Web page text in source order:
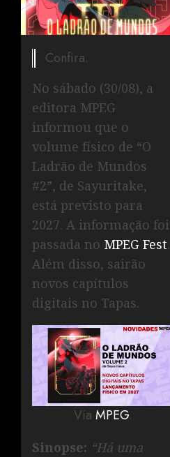
Confira.
No sábado (30/08), a
editora MPEG
informou que o
volume físico de “O
Ladrão de Mundos
#2”, de Sayuritake,
está previsto para
2027. A informação foi
passada no MPEG Fest.
Além disso, sairão
novos capítulos
digitais no Tapas.
Via MPEG.
Sinopse: “Há uma